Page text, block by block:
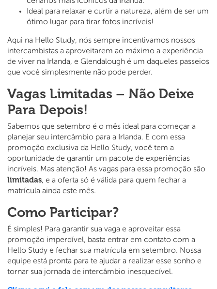
Ideal para relaxar e curtir a natureza, além de ser um
ótimo lugar para tirar fotos incríveis!
Aqui na Hello Study, nós sempre incentivamos nossos
intercambistas a aproveitarem ao máximo a experiência
de viver na Irlanda, e Glendalough é um daqueles passeios
que você simplesmente não pode perder.
Vagas Limitadas – Não Deixe
Para Depois!
Sabemos que setembro é o mês ideal para começar a
planejar seu intercâmbio para a Irlanda. E com essa
promoção exclusiva da Hello Study, você tem a
oportunidade de garantir um pacote de experiências
incríveis. Mas atenção! As vagas para essa promoção são
limitadas, e a oferta só é válida para quem fechar a
matrícula ainda este mês.
Como Participar?
É simples! Para garantir sua vaga e aproveitar essa
promoção imperdível, basta entrar em contato com a
Hello Study e fechar sua matrícula em setembro. Nossa
equipe está pronta para te ajudar a realizar esse sonho e
tornar sua jornada de intercâmbio inesquecível.